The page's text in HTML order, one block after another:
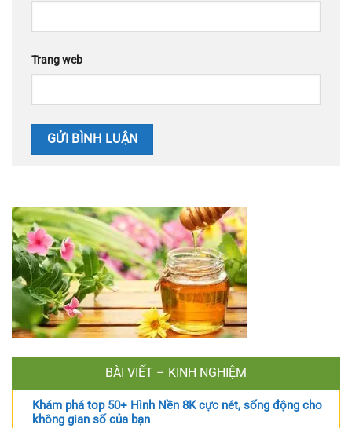
Trang web
BÀI VIẾT – KINH NGHIỆM
Khám phá top 50+ Hình Nền 8K cực nét, sống động cho
không gian số của bạn